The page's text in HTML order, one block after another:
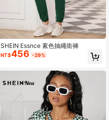
SHEIN Essnce 素色抽繩衛褲
NT$456 -29%